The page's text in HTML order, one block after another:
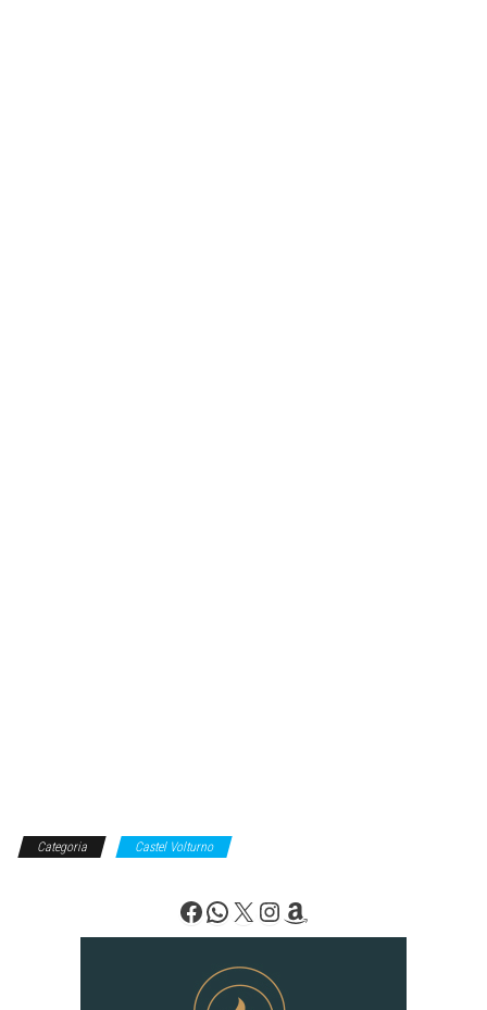
Categoria Castel Volturno
Facebook
WhatsApp
X Instagram
Amazon